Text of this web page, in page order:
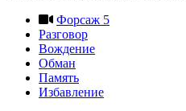
Форсаж 5
Разговор
Вождение
Обман
Память
Избавление